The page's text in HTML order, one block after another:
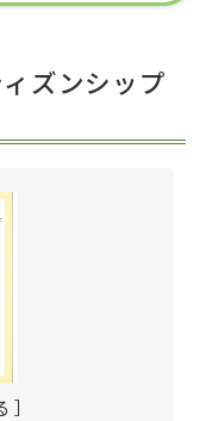
用参考書
ズンシップ